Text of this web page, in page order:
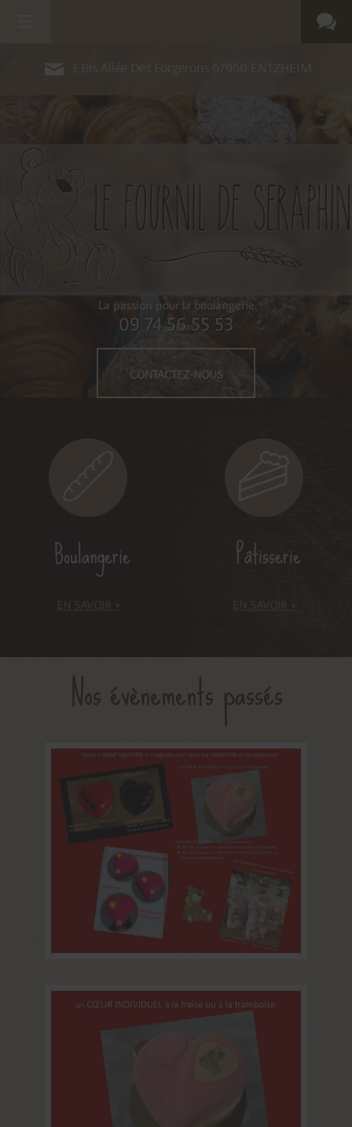
3 Bis Allée Des Forgerons 67960 ENTZHEIM
La passion pour la boulangerie
09 74 56 55 53
CONTACTEZ-NOUS
Boulangerie Pâtisserie
Nos évènements passés